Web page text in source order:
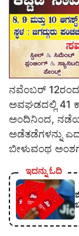
ನವೆಂಬರ್
ಅವಘಡದಲ್ಲಿ 41
ಅಂದಿನಿಂದ,
ಅಡೆತಡೆಗಳನ್ನು
ಬೀಳುವಂಥ
ಇದನ್ನು ಓದಿ